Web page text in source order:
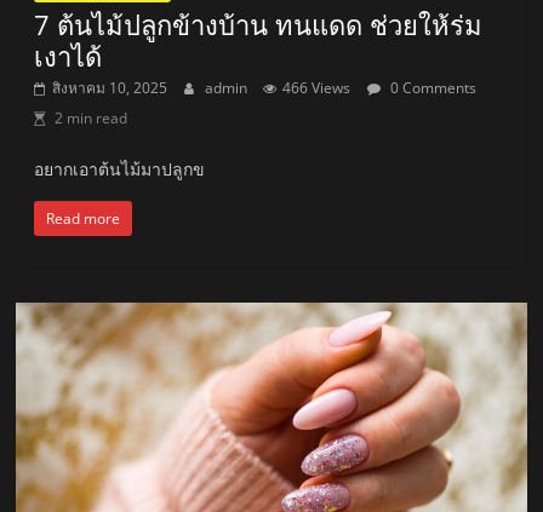
7 ต้นไม้ปลูกข้างบ้าน ทนแดด ช่วยให้ร่ม
เงาได้
สิงหาคม 10, 2025 admin 466 Views
0 Comments
2 min read
อยากเอาต้นไม้มาปลูกข
Read more